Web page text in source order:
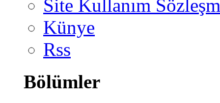
Site Kullanım
Künye
Rss
Bölümler